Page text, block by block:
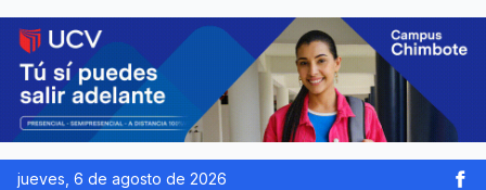
jueves, 6 de agosto de 2026